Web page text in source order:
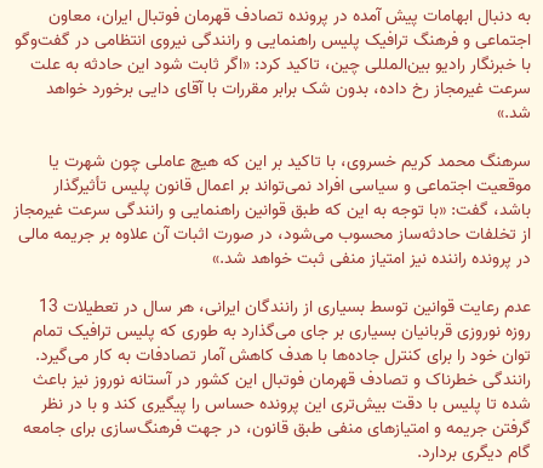
به دنبال ابهامات پیش آمده در پرونده تصادف قهرمان فوتبال ایران، معاون
اجتماعی و فرهنگ ترافیک پلیس راهنمایی و رانندگی نیروی انتظامی در گفت‌وگو
با خبرنگار رادیو بین‌المللی چین، تاکید کرد: «اگر ثابت شود این حادثه به علت
سرعت غیرمجاز رخ داده، بدون شک برابر مقررات با آقای دایی برخورد خواهد
شد.»
سرهنگ محمد کریم خسروی، با تاکید بر این که هیچ عاملی چون شهرت یا
موقعیت اجتماعی و سیاسی افراد نمی‌تواند بر اعمال قانون پلیس تأثیرگذار
باشد، گفت: «با توجه به این که طبق قوانین راهنمایی و رانندگی سرعت غیرمجاز
از تخلفات حادثه‌ساز محسوب می‌شود، در صورت اثبات آن علاوه بر جریمه مالی
در پرونده راننده نیز امتیاز منفی ثبت خواهد شد.»
عدم رعایت قوانین توسط بسیاری از رانندگان ایرانی، هر سال در تعطیلات 13
روزه نوروزی قربانیان بسیاری بر جای می‌گذارد به طوری که پلیس ترافیک تمام
توان خود را برای کنترل جاده‌ها با هدف کاهش آمار تصادفات به کار می‌گیرد.
رانندگی خطرناک و تصادف قهرمان فوتبال این کشور در آستانه نوروز نیز باعث
شده تا پلیس با دقت بیش‌تری این پرونده حساس را پیگیری کند و با در نظر
گرفتن جریمه و امتیازهای منفی طبق قانون، در جهت فرهنگ‌سازی برای جامعه
گام دیگری بردارد.